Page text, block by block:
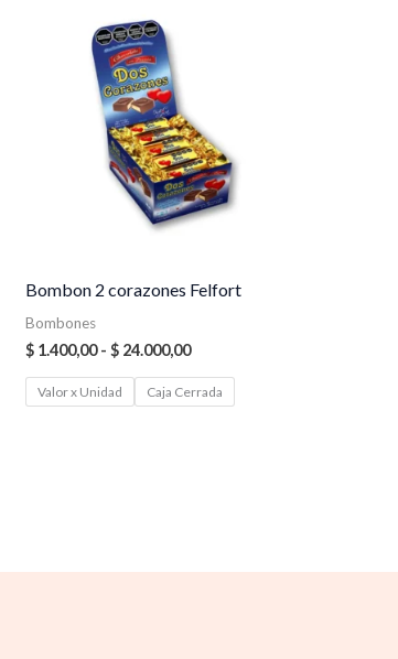
Bombon 2 corazones Felfort
Bombones
$1.400,00 - $24.000,00
$ 24.000,00
Valor x Unidad Caja Cerrada